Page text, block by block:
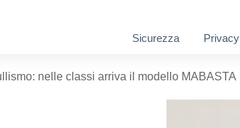
Sicurezza Privacy
nelle classi arriva il modello MABASTA